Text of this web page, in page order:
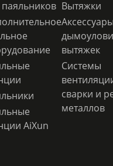
AiXun
Вытяжки
вытяжек
Системы
сварки и
металлов